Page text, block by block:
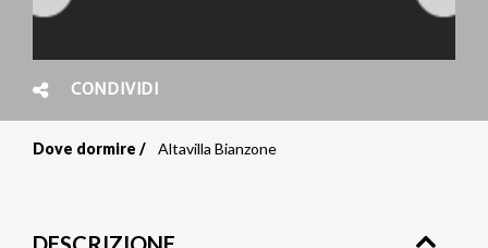
CONDIVIDI
Dove dormire Altavilla Bianzone